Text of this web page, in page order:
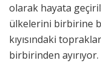
olarak hayata
ülkelerini birbirine
kıyısındaki
birbirinden ayırıyor.